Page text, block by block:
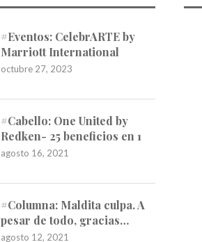
#Eventos: CelebrARTE by
Marriott International
octubre 27, 2023
#Cabello: One United by
Redken- 25 beneficios en 1
agosto 16, 2021
#Columna: Maldita culpa. A
pesar de todo, gracias…
agosto 12, 2021